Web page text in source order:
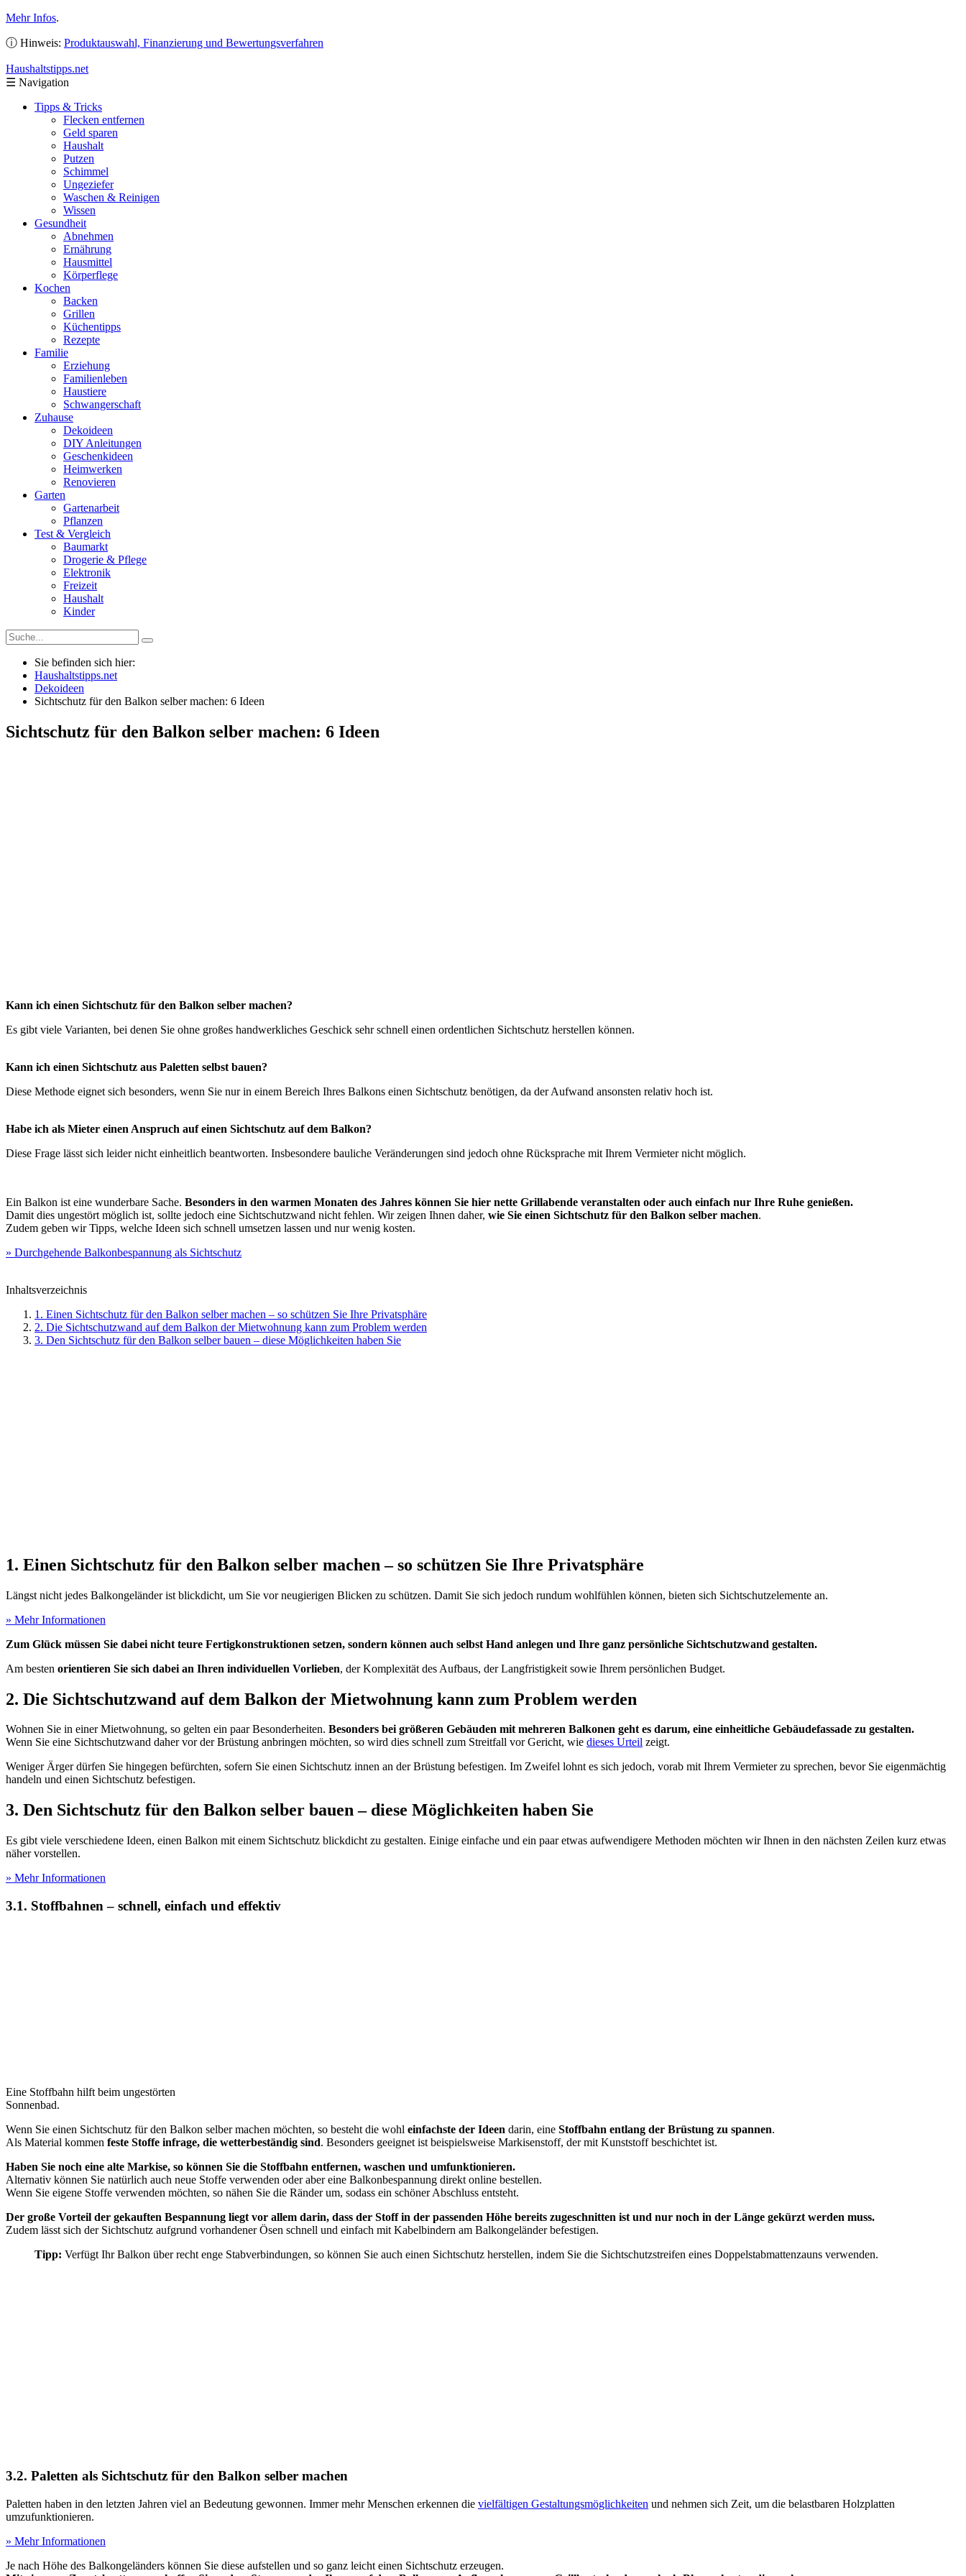
Mehr Infos.
ⓘ Hinweis: Produktauswahl, Finanzierung und Bewertungsverfahren
Haushaltstipps.net
☰ Navigation
Tipps & Tricks
Flecken entfernen
Geld sparen
Haushalt
Putzen
Schimmel
Ungeziefer
Waschen & Reinigen
Wissen
Gesundheit
Abnehmen
Ernährung
Hausmittel
Körperflege
Kochen
Backen
Grillen
Küchentipps
Rezepte
Familie
Erziehung
Familienleben
Haustiere
Schwangerschaft
Zuhause
Dekoideen
DIY Anleitungen
Geschenkideen
Heimwerken
Renovieren
Garten
Gartenarbeit
Pflanzen
Test & Vergleich
Baumarkt
Drogerie & Pflege
Elektronik
Freizeit
Haushalt
Kinder
Sie befinden sich hier:
Haushaltstipps.net
Dekoideen
Sichtschutz für den Balkon selber machen: 6 Ideen
Sichtschutz für den Balkon selber machen: 6 Ideen
Kann ich einen Sichtschutz für den Balkon selber machen?
Es gibt viele Varianten, bei denen Sie ohne großes handwerkliches Geschick sehr schnell einen ordentlichen Sichtschutz herstellen können.
Kann ich einen Sichtschutz aus Paletten selbst bauen?
Diese Methode eignet sich besonders, wenn Sie nur in einem Bereich Ihres Balkons einen Sichtschutz benötigen, da der Aufwand ansonsten relativ hoch ist.
Habe ich als Mieter einen Anspruch auf einen Sichtschutz auf dem Balkon?
Diese Frage lässt sich leider nicht einheitlich beantworten. Insbesondere bauliche Veränderungen sind jedoch ohne Rücksprache mit Ihrem Vermieter nicht möglich.
Ein Balkon ist eine wunderbare Sache. Besonders in den warmen Monaten des Jahres können Sie hier nette Grillabende veranstalten oder auch einfach nur Ihre Ruhe genießen.
Damit dies ungestört möglich ist, sollte jedoch eine Sichtschutzwand nicht fehlen. Wir zeigen Ihnen daher, wie Sie einen Sichtschutz für den Balkon selber machen.
Zudem geben wir Tipps, welche Ideen sich schnell umsetzen lassen und nur wenig kosten.
» Durchgehende Balkonbespannung als Sichtschutz
Inhaltsverzeichnis
1. Einen Sichtschutz für den Balkon selber machen – so schützen Sie Ihre Privatsphäre
2. Die Sichtschutzwand auf dem Balkon der Mietwohnung kann zum Problem werden
3. Den Sichtschutz für den Balkon selber bauen – diese Möglichkeiten haben Sie
1. Einen Sichtschutz für den Balkon selber machen – so schützen Sie Ihre Privatsphäre
Längst nicht jedes Balkongeländer ist blickdicht, um Sie vor neugierigen Blicken zu schützen. Damit Sie sich jedoch rundum wohlfühlen können, bieten sich Sichtschutzelemente an.
» Mehr Informationen
Zum Glück müssen Sie dabei nicht teure Fertigkonstruktionen setzen, sondern können auch selbst Hand anlegen und Ihre ganz persönliche Sichtschutzwand gestalten.
Am besten orientieren Sie sich dabei an Ihren individuellen Vorlieben, der Komplexität des Aufbaus, der Langfristigkeit sowie Ihrem persönlichen Budget.
2. Die Sichtschutzwand auf dem Balkon der Mietwohnung kann zum Problem werden
Wohnen Sie in einer Mietwohnung, so gelten ein paar Besonderheiten. Besonders bei größeren Gebäuden mit mehreren Balkonen geht es darum, eine einheitliche Gebäudefassade zu gestalten.
Wenn Sie eine Sichtschutzwand daher vor der Brüstung anbringen möchten, so wird dies schnell zum Streitfall vor Gericht, wie dieses Urteil zeigt.
Weniger Ärger dürfen Sie hingegen befürchten, sofern Sie einen Sichtschutz innen an der Brüstung befestigen. Im Zweifel lohnt es sich jedoch, vorab mit Ihrem Vermieter zu sprechen, bevor Sie eigenmächtig
handeln und einen Sichtschutz befestigen.
3. Den Sichtschutz für den Balkon selber bauen – diese Möglichkeiten haben Sie
Es gibt viele verschiedene Ideen, einen Balkon mit einem Sichtschutz blickdicht zu gestalten. Einige einfache und ein paar etwas aufwendigere Methoden möchten wir Ihnen in den nächsten Zeilen kurz etwas
näher vorstellen.
» Mehr Informationen
3.1. Stoffbahnen – schnell, einfach und effektiv
Eine Stoffbahn hilft beim ungestörten
Sonnenbad.
Wenn Sie einen Sichtschutz für den Balkon selber machen möchten, so besteht die wohl einfachste der Ideen darin, eine Stoffbahn entlang der Brüstung zu spannen.
Als Material kommen feste Stoffe infrage, die wetterbeständig sind. Besonders geeignet ist beispielsweise Markisenstoff, der mit Kunststoff beschichtet ist.
Haben Sie noch eine alte Markise, so können Sie die Stoffbahn entfernen, waschen und umfunktionieren.
Alternativ können Sie natürlich auch neue Stoffe verwenden oder aber eine Balkonbespannung direkt online bestellen.
Wenn Sie eigene Stoffe verwenden möchten, so nähen Sie die Ränder um, sodass ein schöner Abschluss entsteht.
Der große Vorteil der gekauften Bespannung liegt vor allem darin, dass der Stoff in der passenden Höhe bereits zugeschnitten ist und nur noch in der Länge gekürzt werden muss.
Zudem lässt sich der Sichtschutz aufgrund vorhandener Ösen schnell und einfach mit Kabelbindern am Balkongeländer befestigen.
Tipp: Verfügt Ihr Balkon über recht enge Stabverbindungen, so können Sie auch einen Sichtschutz herstellen, indem Sie die Sichtschutzstreifen eines Doppelstabmattenzauns verwenden.
3.2. Paletten als Sichtschutz für den Balkon selber machen
Paletten haben in den letzten Jahren viel an Bedeutung gewonnen. Immer mehr Menschen erkennen die vielfältigen Gestaltungsmöglichkeiten und nehmen sich Zeit, um die belastbaren Holzplatten
umzufunktionieren.
» Mehr Informationen
Je nach Höhe des Balkongeländers können Sie diese aufstellen und so ganz leicht einen Sichtschutz erzeugen.